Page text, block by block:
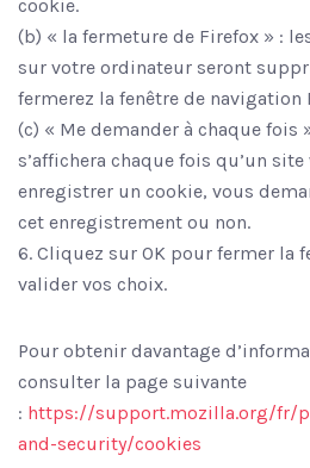
cookie.
(b) « la fermeture de Firefox » :
sur votre ordinateur seront
fermerez la fenêtre de navigation
(c) « Me demander à chaque fois
s’affichera chaque fois qu’un
enregistrer un cookie, vous
cet enregistrement ou non.
6. Cliquez sur OK pour fermer la
valider vos choix.
Pour obtenir davantage
consulter la page suivante
: https://support.mozilla.org/fr/
and-security/cookies